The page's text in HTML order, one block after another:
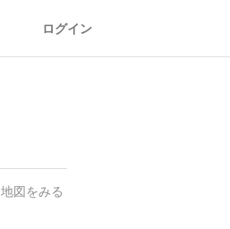
ログイン
地図をみる